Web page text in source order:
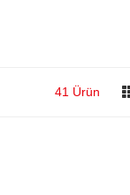
41 Ürün